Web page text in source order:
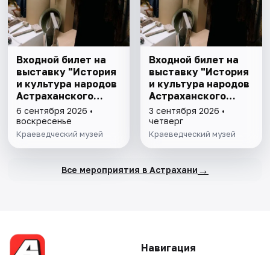
Входной билет на
выставку "История
и культура народов
Астраханского
края"
6 сентября 2026 •
воскресенье
Краеведческий музей
Входной билет на
выставку "История
и культура народов
Астраханского
края"
3 сентября 2026 •
четверг
Краеведческий музей
Все мероприятия в Астрахани →
Навигация